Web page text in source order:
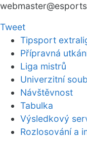
webmaster
Tweet
Tipsport
Přípravná
Liga mistrů
Univerzitní
Návštěvnost
Tabulka
Výsledkový
Rozlosování a